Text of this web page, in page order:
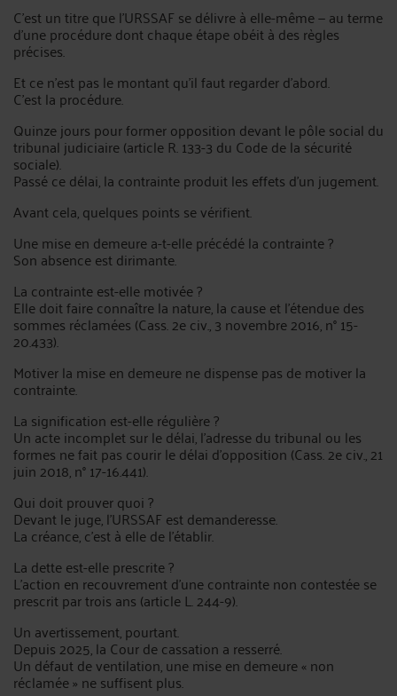
C'est un titre que l'URSSAF se délivre à elle-même — au terme
d'une procédure dont chaque étape obéit à des règles
précises.
Et ce n'est pas le montant qu'il faut regarder d'abord.
C'est la procédure.
Quinze jours pour former opposition devant le pôle social du
tribunal judiciaire (article R. 133-3 du Code de la sécurité
sociale).
Passé ce délai, la contrainte produit les effets d'un jugement.
Avant cela, quelques points se vérifient.
Une mise en demeure a-t-elle précédé la contrainte ?
Son absence est dirimante.
La contrainte est-elle motivée ?
Elle doit faire connaître la nature, la cause et l'étendue des
sommes réclamées (Cass. 2e civ., 3 novembre 2016, n° 15-
20.433).
Motiver la mise en demeure ne dispense pas de motiver la
contrainte.
La signification est-elle régulière ?
Un acte incomplet sur le délai, l'adresse du tribunal ou les
formes ne fait pas courir le délai d'opposition (Cass. 2e civ., 21
juin 2018, n° 17-16.441).
Qui doit prouver quoi ?
Devant le juge, l'URSSAF est demanderesse.
La créance, c'est à elle de l'établir.
La dette est-elle prescrite ?
L'action en recouvrement d'une contrainte non contestée se
prescrit par trois ans (article L. 244-9).
Un avertissement, pourtant.
Depuis 2025, la Cour de cassation a resserré.
Un défaut de ventilation, une mise en demeure « non
réclamée » ne suffisent plus.